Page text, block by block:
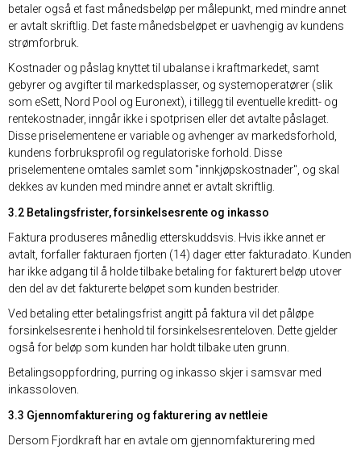
betaler også et fast månedsbeløp per målepunkt, med mindre annet
er avtalt skriftlig. Det faste månedsbeløpet er uavhengig av kundens
strømforbruk.
Kostnader og påslag knyttet til ubalanse i kraftmarkedet, samt
gebyrer og avgifter til markedsplasser, og systemoperatører (slik
som eSett, Nord Pool og Euronext), i tillegg til eventuelle kreditt- og
rentekostnader, inngår ikke i spotprisen eller det avtalte påslaget.
Disse priselementene er variable og avhenger av markedsforhold,
kundens forbruksprofil og regulatoriske forhold. Disse
priselementene omtales samlet som "innkjøpskostnader", og skal
dekkes av kunden med mindre annet er avtalt skriftlig.
3.2 Betalingsfrister, forsinkelsesrente og inkasso
Faktura produseres månedlig etterskuddsvis. Hvis ikke annet er
avtalt, forfaller fakturaen fjorten (14) dager etter fakturadato. Kunden
har ikke adgang til å holde tilbake betaling for fakturert beløp utover
den del av det fakturerte beløpet som kunden bestrider.
Ved betaling etter betalingsfrist angitt på faktura vil det påløpe
forsinkelsesrente i henhold til forsinkelsesrenteloven. Dette gjelder
også for beløp som kunden har holdt tilbake uten grunn.
Betalingsoppfordring, purring og inkasso skjer i samsvar med
inkassoloven.
3.3 Gjennomfakturering og fakturering av nettleie
Dersom Fjordkraft har en avtale om gjennomfakturering med